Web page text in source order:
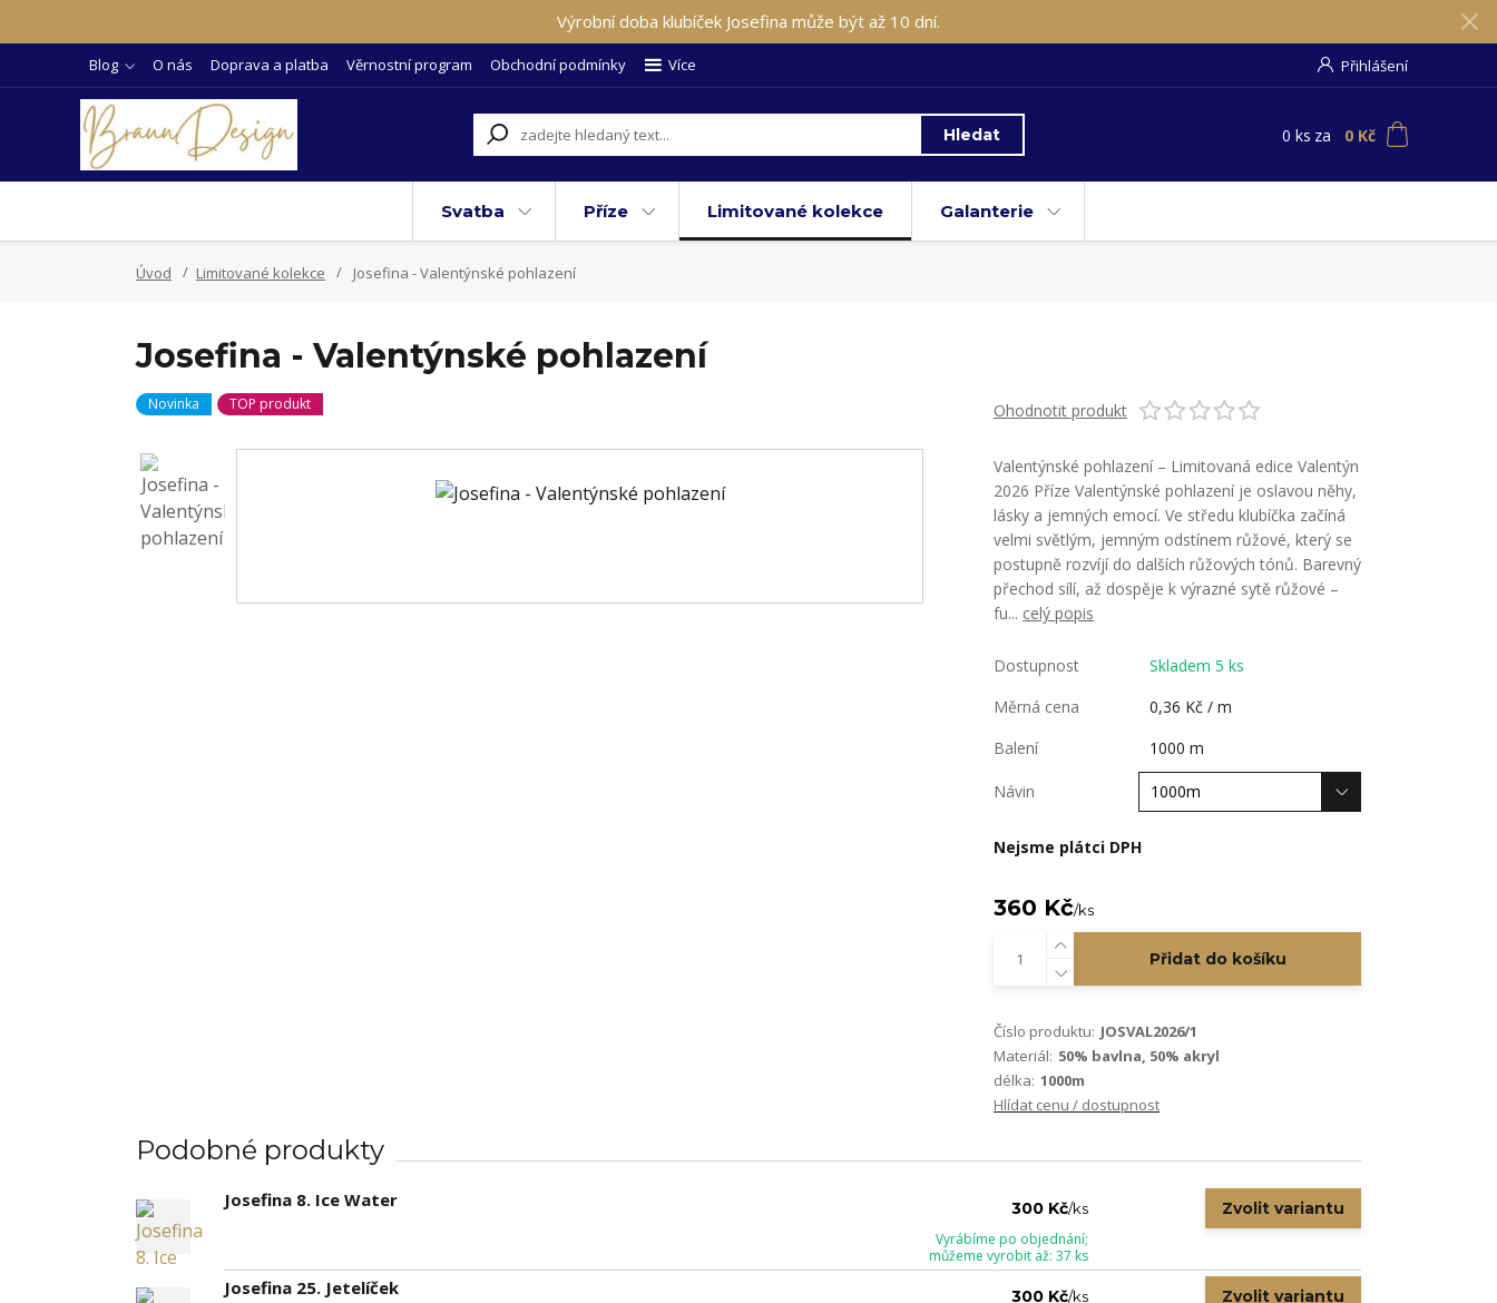
Výrobní doba klubíček Josefina může být až 10 dní.
Blog O nás Doprava a platba Věrnostní program Obchodní podmínky Více Přihlášení
Hledat 0 ks za 0 Kč
Svatba Příze Limitované kolekce Galanterie
Úvod Limitované kolekce Josefina - Valentýnské pohlazení
Josefina - Valentýnské pohlazení
Novinka TOP produkt Ohodnotit produkt
Valentýnské pohlazení – Limitovaná edice Valentýn
2026 Příze Valentýnské pohlazení je oslavou něhy,
lásky a jemných emocí. Ve středu klubíčka začíná
velmi světlým, jemným odstínem růžové, který se
postupně rozvíjí do dalších růžových tónů. Barevný
přechod sílí, až dospěje k výrazné sytě růžové –
fu... celý popis
Dostupnost
Skladem 5 ks
Měrná cena
0,36 Kč / m
Balení
1000 m
Návin
Nejsme plátci DPH
360 Kč/ks
Přidat do košíku
Číslo produktu: JOSVAL2026/1
Materiál: 50% bavlna, 50% akryl
délka: 1000m
Hlídat cenu / dostupnost
Podobné produkty
Josefina 8. Ice Water 300 Kč/ks
Vyrábíme po objednání;
můžeme vyrobit až: 37 ks
Zvolit variantu
Josefina 25. Jetelíček 300 Kč/ks Zvolit variantu